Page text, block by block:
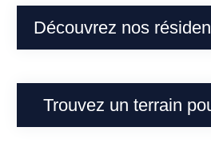
Découvrez nos
Trouvez un terrain